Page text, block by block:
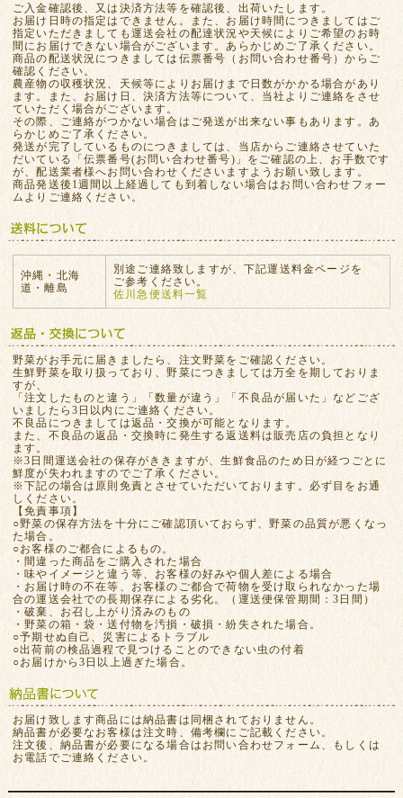
ご入金確認後、又は決済方法等を確認後、出荷いたします。
お届け日時の指定はできません。また、お届け時間につきましてはご
指定いただきましても運送会社の配達状況や天候によりご希望のお時
間にお届けできない場合がございます。あらかじめご了承ください。
商品の配送状況につきましては伝票番号（お問い合わせ番号）からご
確認ください。
農産物の収穫状況、天候等によりお届けまで日数がかかる場合があり
ます。また、お届け日、決済方法等について、当社よりご連絡をさせ
ていただく場合がございます。
その際、ご連絡がつかない場合はご発送が出来ない事もあります。あ
らかじめご了承ください。
発送が完了しているものにつきましては、当店からご連絡させていた
だいている「伝票番号(お問い合わせ番号)」をご確認の上、お手数です
が、配送業者様へお問い合わせくださいますようお願い致します。
商品発送後1週間以上経過しても到着しない場合はお問い合わせフォー
ムよりご連絡ください。
沖縄・北海
道・離島
別途ご連絡致しますが、下記運送料金ページを
ご参考ください。
佐川急便送料一覧
野菜がお手元に届きましたら、注文野菜をご確認ください。
生鮮野菜を取り扱っており、野菜につきましては万全を期しておりま
すが、
「注文したものと違う」「数量が違う」「不良品が届いた」などござ
いましたら3日以内にご連絡ください。
不良品につきましては返品・交換が可能となります。
また、不良品の返品・交換時に発生する返送料は販売店の負担となり
ます。
※3日間運送会社の保存がききますが、生鮮食品のため日が経つごとに
鮮度が失われますのでご了承ください。
※下記の場合は原則免責とさせていただいております。必ず目をお通
しください。
【免責事項】
○野菜の保存方法を十分にご確認頂いておらず、野菜の品質が悪くなっ
た場合。
○お客様のご都合によるもの。
・間違った商品をご購入された場合
・味やイメージと違う等、お客様の好みや個人差による場合
・お届け時の不在等、お客様のご都合で荷物を受け取られなかった場
合の運送会社での長期保存による劣化。（運送便保管期間：3日間）
・破棄、お召し上がり済みのもの
・野菜の箱・袋・送付物を汚損・破損・紛失された場合。
○予期せぬ自己、災害によるトラブル
○出荷前の検品過程で見つけることのできない虫の付着
○お届けから3日以上過ぎた場合。
お届け致します商品には納品書は同梱されておりません。
納品書が必要なお客様は注文時、備考欄にご記載ください。
注文後、納品書が必要になる場合はお問い合わせフォーム、もしくは
お電話でご連絡ください。